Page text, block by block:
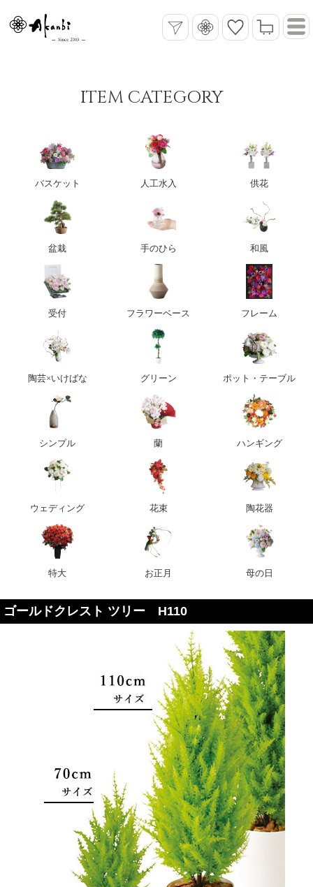
ITEM CATEGORY
バスケット 人工水入 供花
盆栽 手のひら 和風
受付 フラワーベース フレーム
陶芸×いけばな グリーン ポット・テーブル
シンプル 蘭 ハンギング
ウェディング 花束 陶花器
特大 お正月 母の日
ゴールドクレスト ツリー H110